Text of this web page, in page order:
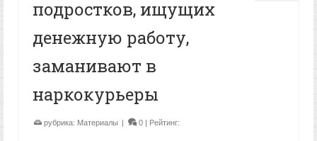
подростков, ищущих
денежную работу,
заманивают в
наркокурьеры
рубрика: Материалы | 0 | Рейтинг: